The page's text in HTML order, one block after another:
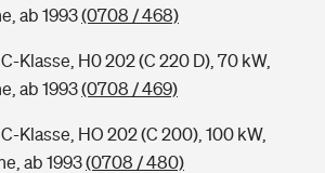
ab 1993(0708 / 468)
Klasse, H0 202 (C 220 D), 70 kW,
ab 1993(0708 / 469)
Klasse, HO 202 (C 200), 100 kW,
ab 1993(0708 / 480)